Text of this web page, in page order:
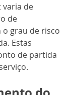
varia de
de
grau de risco
Estas
de partida